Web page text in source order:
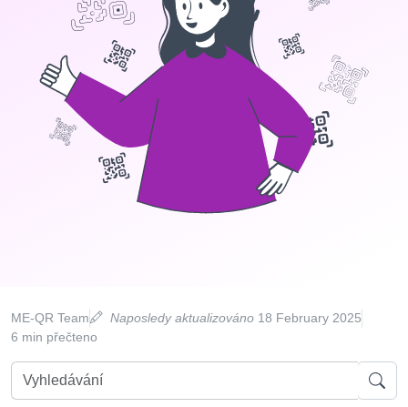
ME-QR Team Naposledy aktualizováno 18 February 2025
6 min přečteno